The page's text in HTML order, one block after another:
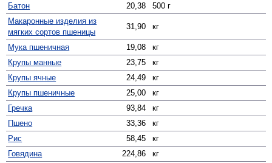
Батон 20,38
500 г
Макаронные изделия из
мягких сортов пшеницы
31,90 кг
Мука пшеничная 19,08
кг
Крупы манные
23,75
кг
Крупы ячные
24,49
кг
Крупы пшеничные
25,00
кг
Гречка
93,84
кг
Пшено
33,36
кг
Рис
58,45
кг
Говядина
224,86
кг